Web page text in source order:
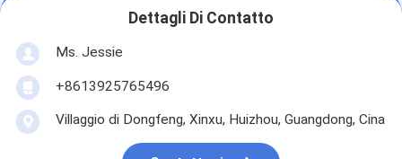
Dettagli Di Contatto
Ms. Jessie
+8613925765496
Villaggio di Dongfeng, Xinxu, Huizhou, Guangdong, Cina